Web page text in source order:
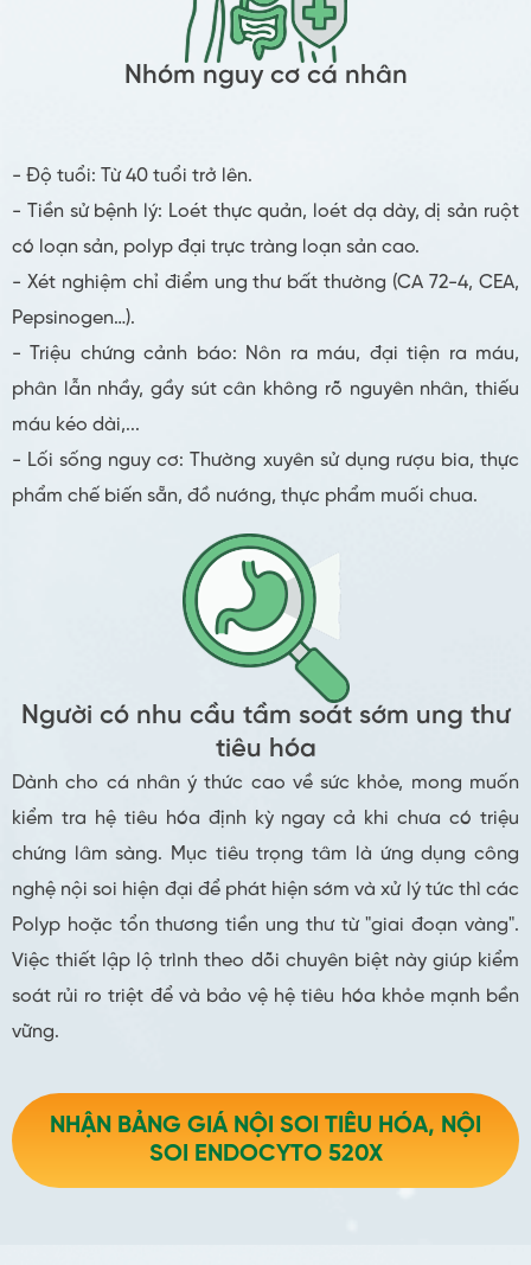
Nhóm nguy cơ cá nhân
- Độ tuổi: Từ 40 tuổi trở lên.
- Tiền sử bệnh lý: Loét thực quản, loét dạ dày, dị sản ruột
có loạn sản, polyp đại trực tràng loạn sản cao.
- Xét nghiệm chỉ điểm ung thư bất thường (CA 72-4, CEA,
Pepsinogen…).
- Triệu chứng cảnh báo: Nôn ra máu, đại tiện ra máu,
phân lẫn nhầy, gầy sút cân không rõ nguyên nhân, thiếu
máu kéo dài,...
- Lối sống nguy cơ: Thường xuyên sử dụng rượu bia, thực
phẩm chế biến sẵn, đồ nướng, thực phẩm muối chua.
Người có nhu cầu tầm soát sớm ung thư
tiêu hóa
Dành cho cá nhân ý thức cao về sức khỏe, mong muốn
kiểm tra hệ tiêu hóa định kỳ ngay cả khi chưa có triệu
chứng lâm sàng. Mục tiêu trọng tâm là ứng dụng công
nghệ nội soi hiện đại để phát hiện sớm và xử lý tức thì các
Polyp hoặc tổn thương tiền ung thư từ "giai đoạn vàng".
Việc thiết lập lộ trình theo dõi chuyên biệt này giúp kiểm
soát rủi ro triệt để và bảo vệ hệ tiêu hóa khỏe mạnh bền
vững.
NHẬN BẢNG GIÁ NỘI SOI TIÊU HÓA, NỘI
SOI ENDOCYTO 520X